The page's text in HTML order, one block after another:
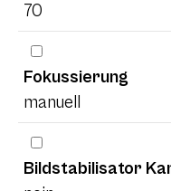
70
Fokussierung
manuell
Bildstabilisator